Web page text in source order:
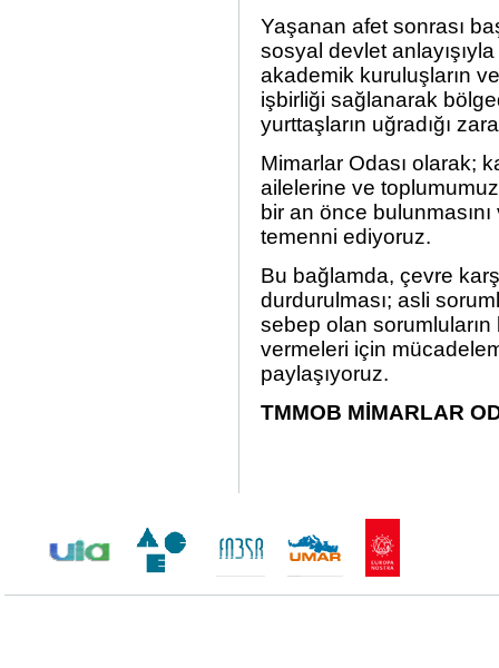
Yaşanan afet sonrası
sosyal devlet
akademik kuruluşların
işbirliği sağlanarak
yurttaşların uğradığı
Mimarlar Odası olarak;
ailelerine ve
bir an önce bulunmasını
temenni ediyoruz.
Bu bağlamda, çevre
durdurulması; asli
sebep olan sorumluların
vermeleri için
paylaşıyoruz.
TMMOB MİMARLAR